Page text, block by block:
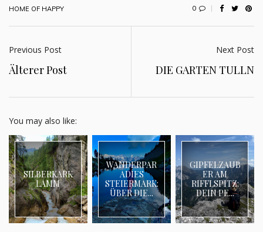
HOME OF HAPPY 0
Previous Post
Älterer Post
Next Post
DIE GARTEN TULLN
You may also like:
SILBERKARK
LAMM
WANDERPAR
ADIES
STEIERMARK:
ÜBER DIE...
GIPFELZAUB
ER AM
RIFFLSPITZ:
DEIN PE...